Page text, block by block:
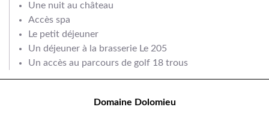
Une nuit au château
Accès spa
Le petit déjeuner
Un déjeuner à la brasserie Le 205
Un accès au parcours de golf 18 trous
Domaine Dolomieu